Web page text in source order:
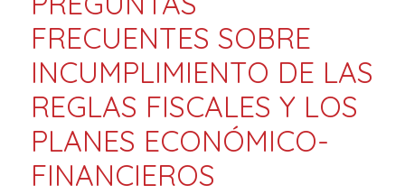
FRECUENTES SOBRE
INCUMPLIMIENTO DE LAS
REGLAS FISCALES Y LOS
PLANES ECONÓMICO-
FINANCIEROS